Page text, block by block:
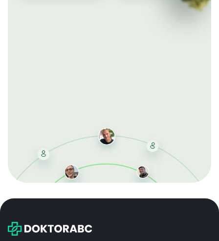
bei jeder Bestellung, erhalten schnelle Lieferung und